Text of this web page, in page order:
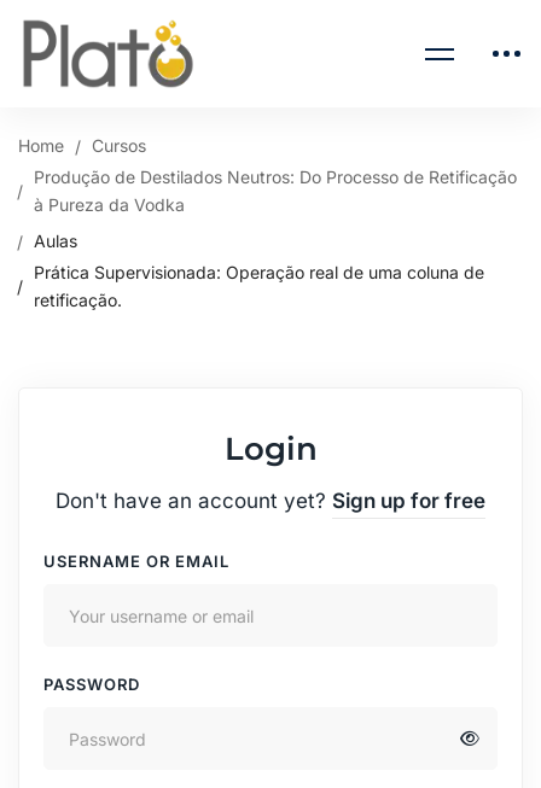
Home
Cursos
Produção de Destilados Neutros: Do Processo de Retificação
à Pureza da Vodka
Aulas
Prática Supervisionada: Operação real de uma coluna de
retificação.
Login
Don't have an account yet? Sign up for free
USERNAME OR EMAIL
PASSWORD